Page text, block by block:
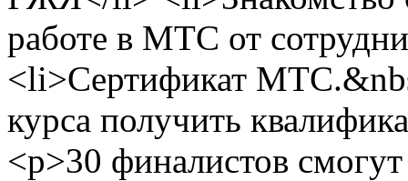
работе в МТС от
<li>Сертификат
курса получить
<p>30 финалистов